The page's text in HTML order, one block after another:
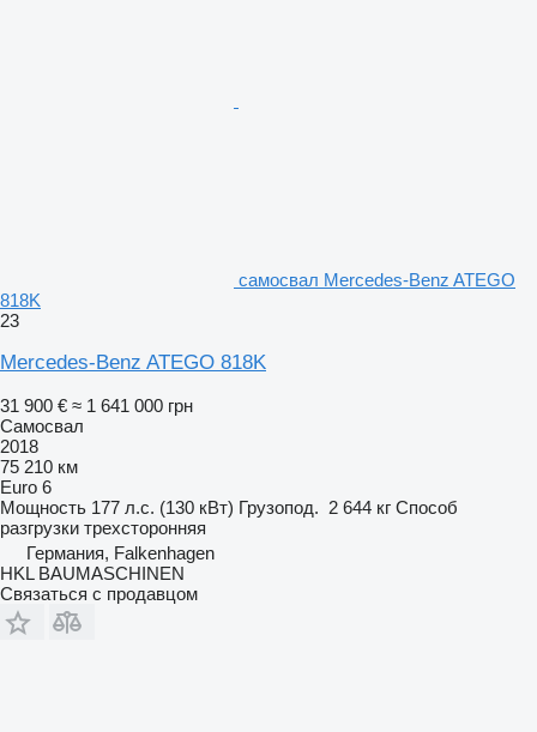
самосвал Mercedes-Benz ATEGO
818K
23
Mercedes-Benz ATEGO 818K
31 900 € ≈ 1 641 000 грн
Самосвал
2018
75 210 км
Euro 6
Мощность 177 л.с. (130 кВт) Грузопод. 2 644 кг Способ
разгрузки трехсторонняя
Германия, Falkenhagen
HKL BAUMASCHINEN
Связаться с продавцом